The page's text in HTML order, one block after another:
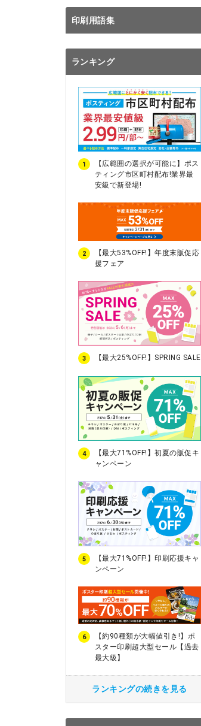
印刷用語集
ランキング
1
【広範囲の選択が可能に】ポス
ティング市区町村配布!業界最
安級で新登場!
2
【最大53%OFF!】年度末販促応
援フェア
3 【最大25%OFF!】SPRING SALE
4
【最大71%OFF!】初夏の販促キ
ャンペーン
5
【最大71%OFF!】印刷応援キャ
ンペーン
6
【約90種類が大幅値引き!】ポ
スター印刷超大型セール【過去
最大級】
ランキングの続きを見る